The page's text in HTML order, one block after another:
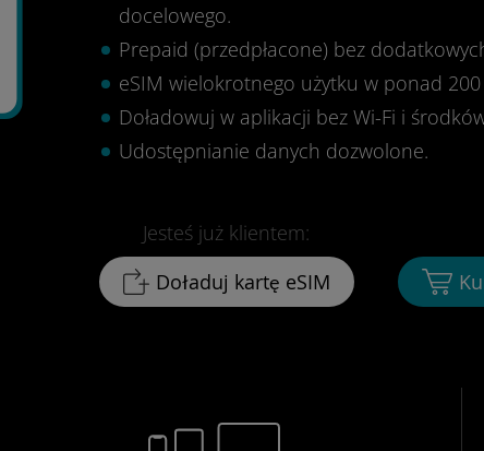
docelowego.
Prepaid (przedpłacone) bez
eSIM wielokrotnego użytku w ponad
Doładowuj w aplikacji bez Wi-Fi i
Udostępnianie danych dozwolone.
Jesteś już klientem:
Doładuj kartę eSIM